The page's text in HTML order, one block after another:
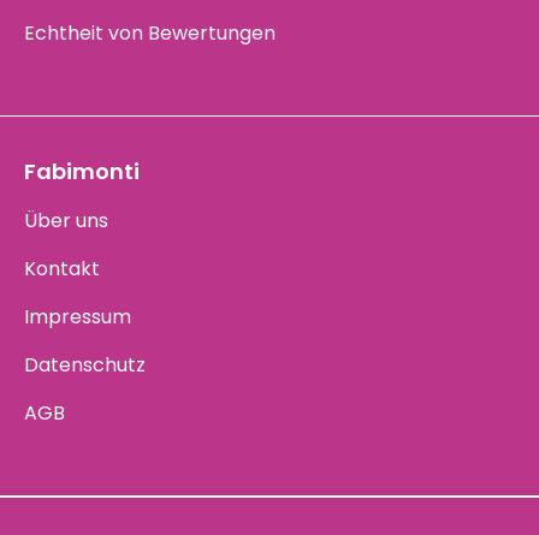
Echtheit von Bewertungen
Fabimonti
Über uns
Kontakt
Impressum
Datenschutz
AGB